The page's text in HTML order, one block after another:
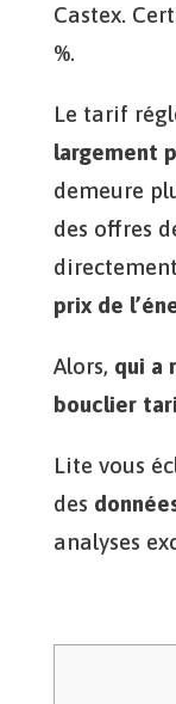
Castex.
%.
Le tarif
largement
demeure
des offres
prix de
Alors, qui a
bouclier
Lite vous
des
analyses